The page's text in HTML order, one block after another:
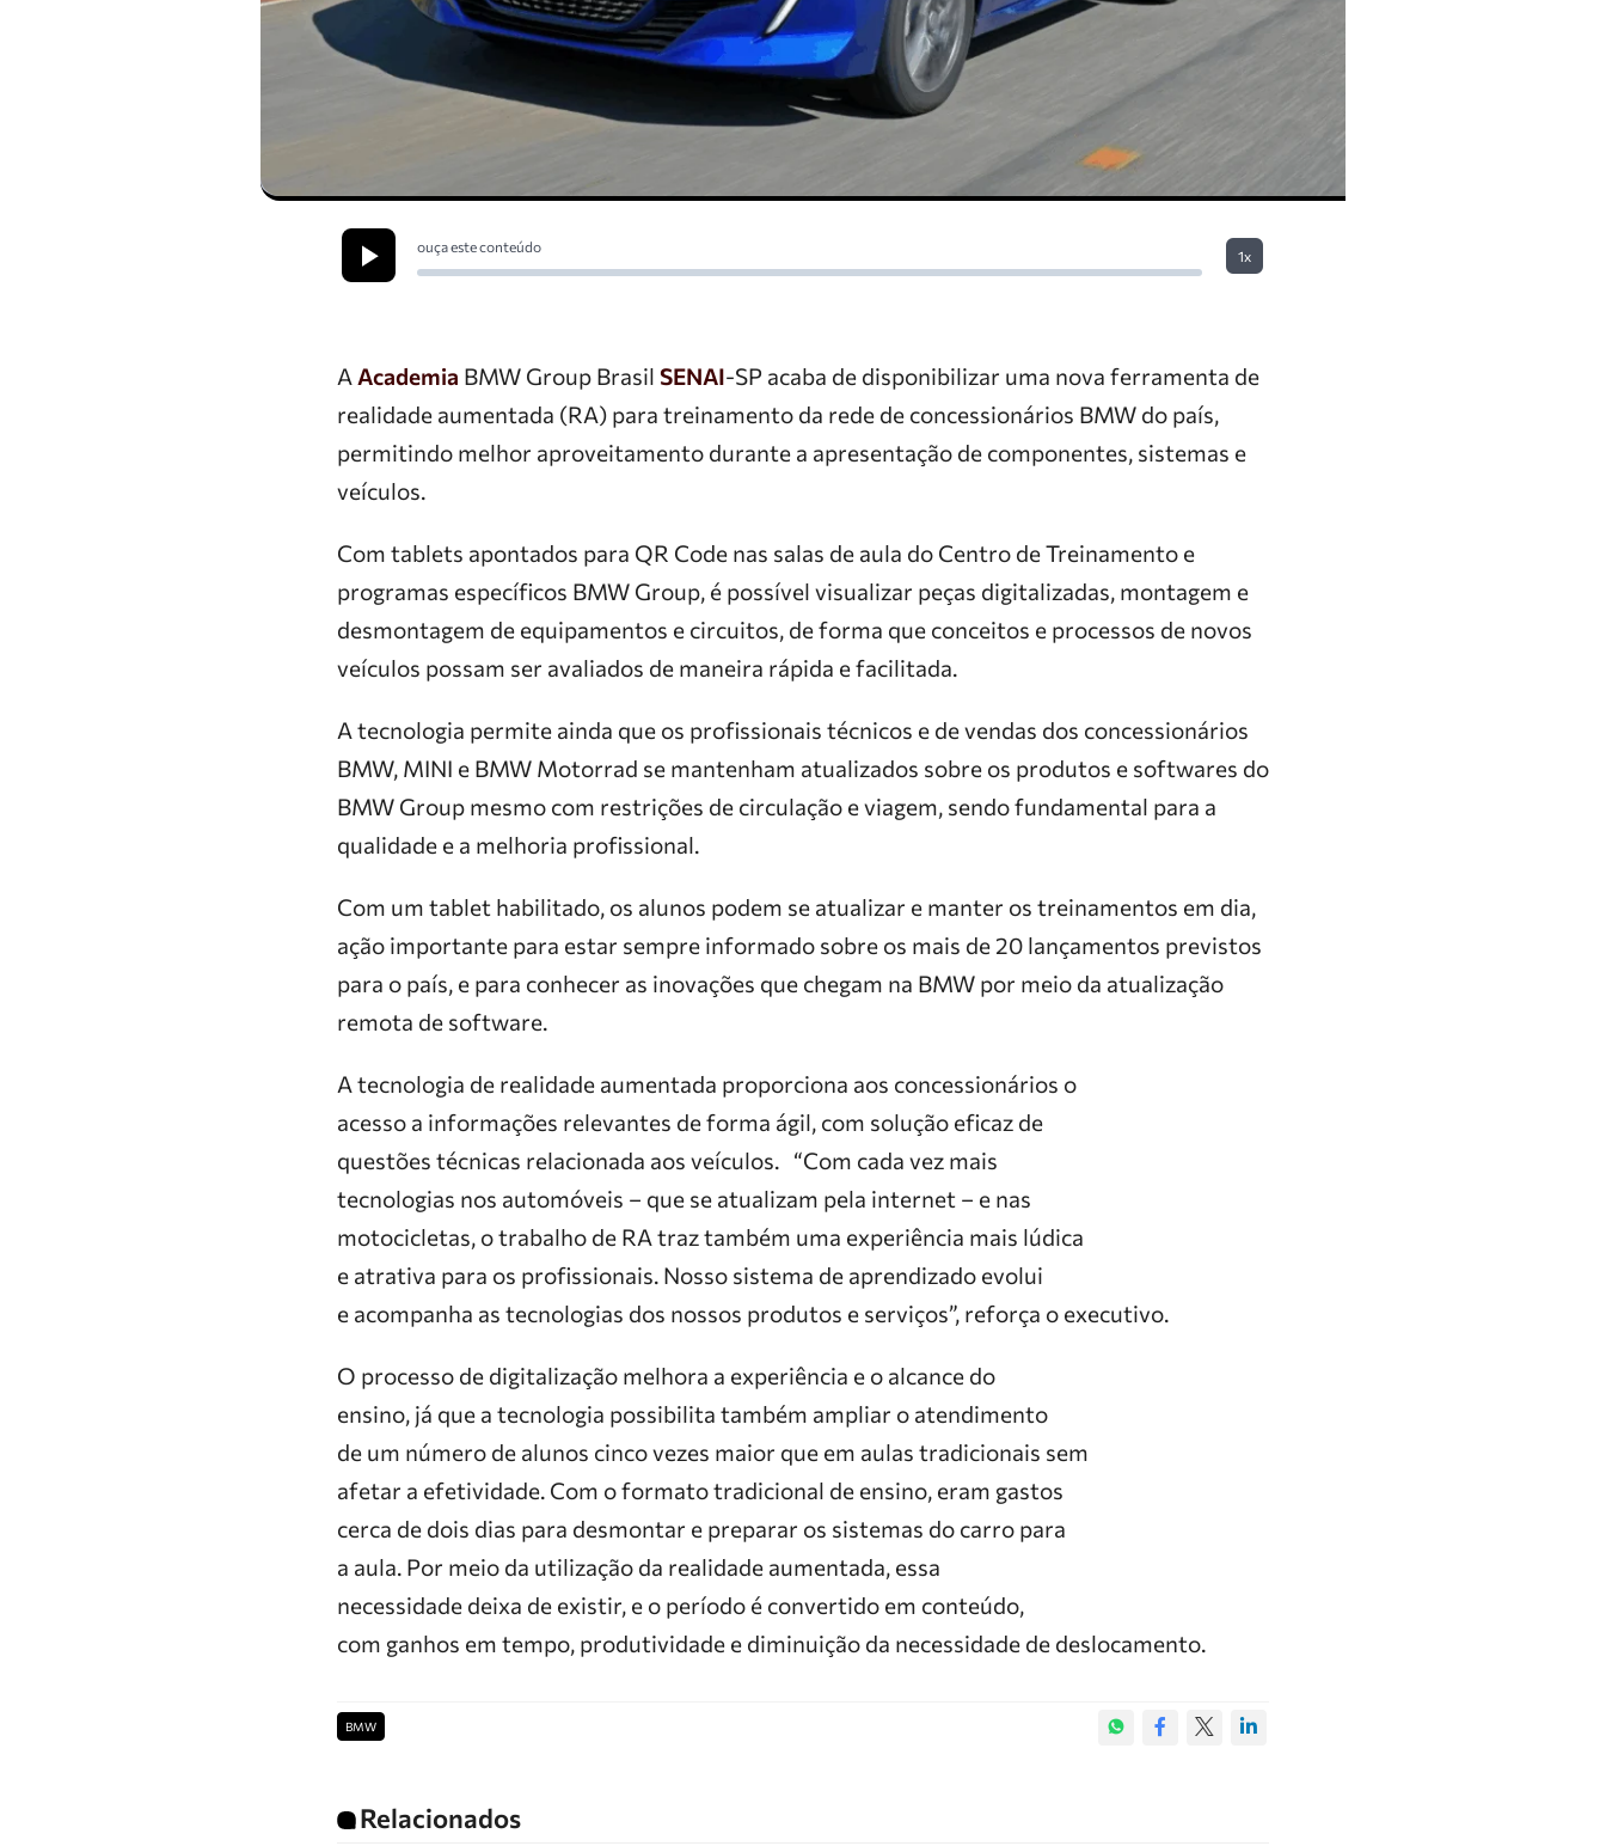
ouça este conteúdo
1x
A Academia BMW Group Brasil SENAI-SP acaba de disponibilizar uma nova ferramenta de
realidade aumentada (RA) para treinamento da rede de concessionários BMW do país,
permitindo melhor aproveitamento durante a apresentação de componentes, sistemas e
veículos.
Com tablets apontados para QR Code nas salas de aula do Centro de Treinamento e
programas específicos BMW Group, é possível visualizar peças digitalizadas, montagem e
desmontagem de equipamentos e circuitos, de forma que conceitos e processos de novos
veículos possam ser avaliados de maneira rápida e facilitada.
A tecnologia permite ainda que os profissionais técnicos e de vendas dos concessionários
BMW, MINI e BMW Motorrad se mantenham atualizados sobre os produtos e softwares do
BMW Group mesmo com restrições de circulação e viagem, sendo fundamental para a
qualidade e a melhoria profissional.
Com um tablet habilitado, os alunos podem se atualizar e manter os treinamentos em dia,
ação importante para estar sempre informado sobre os mais de 20 lançamentos previstos
para o país, e para conhecer as inovações que chegam na BMW por meio da atualização
remota de software.
A tecnologia de realidade aumentada proporciona aos concessionários o
acesso a informações relevantes de forma ágil, com solução eficaz de
questões técnicas relacionada aos veículos. “Com cada vez mais
tecnologias nos automóveis – que se atualizam pela internet – e nas
motocicletas, o trabalho de RA traz também uma experiência mais lúdica
e atrativa para os profissionais. Nosso sistema de aprendizado evolui
e acompanha as tecnologias dos nossos produtos e serviços”, reforça o executivo.
O processo de digitalização melhora a experiência e o alcance do
ensino, já que a tecnologia possibilita também ampliar o atendimento
de um número de alunos cinco vezes maior que em aulas tradicionais sem
afetar a efetividade. Com o formato tradicional de ensino, eram gastos
cerca de dois dias para desmontar e preparar os sistemas do carro para
a aula. Por meio da utilização da realidade aumentada, essa
necessidade deixa de existir, e o período é convertido em conteúdo,
com ganhos em tempo, produtividade e diminuição da necessidade de deslocamento.
BMW
Relacionados